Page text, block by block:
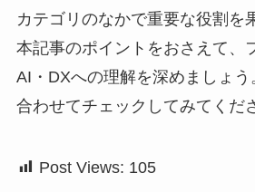
カテゴリのなかで重要な役割を
本記事のポイントをおさえて、
AI・DXへの理解を深めましょう
合わせてチェックしてみてくだ
Post Views: 105